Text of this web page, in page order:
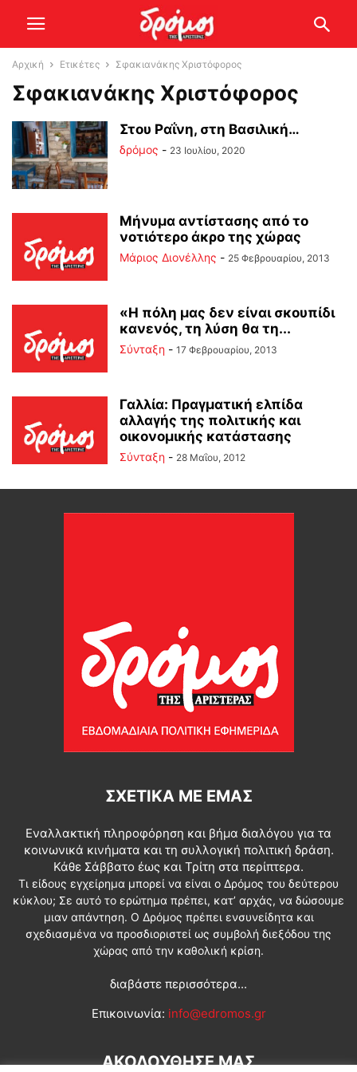
Αρχική Ετικέτες Σφακιανάκης Χριστόφορος
Σφακιανάκης Χριστόφορος
Στου Ραΐνη, στη Βασιλική…
δρόμος - 23 Ιουλίου, 2020
Μήνυμα αντίστασης από το
νοτιότερο άκρο της χώρας
Μάριος Διονέλλης - 25 Φεβρουαρίου, 2013
«Η πόλη μας δεν είναι σκουπίδι
κανενός, τη λύση θα τη...
Σύνταξη - 17 Φεβρουαρίου, 2013
Γαλλία: Πραγματική ελπίδα
αλλαγής της πολιτικής και
οικονομικής κατάστασης
Σύνταξη - 28 Μαΐου, 2012
ΣΧΕΤΙΚΆ ΜΕ ΕΜΆΣ
Εναλλακτική πληροφόρηση και βήμα διαλόγου για τα
κοινωνικά κινήματα και τη συλλογική πολιτική δράση.
Κάθε Σάββατο έως και Τρίτη στα περίπτερα.
Τι είδους εγχείρημα μπορεί να είναι ο Δρόμος του δεύτερου
κύκλου; Σε αυτό το ερώτημα πρέπει, κατ’ αρχάς, να δώσουμε
μιαν απάντηση. Ο Δρόμος πρέπει ενσυνείδητα και
σχεδιασμένα να προσδιοριστεί ως συμβολή διεξόδου της
χώρας από την καθολική κρίση.
διαβάστε περισσότερα...
Επικοινωνία: info@edromos.gr
ΑΚΟΛΟΥΘΗΣΕ ΜΑΣ